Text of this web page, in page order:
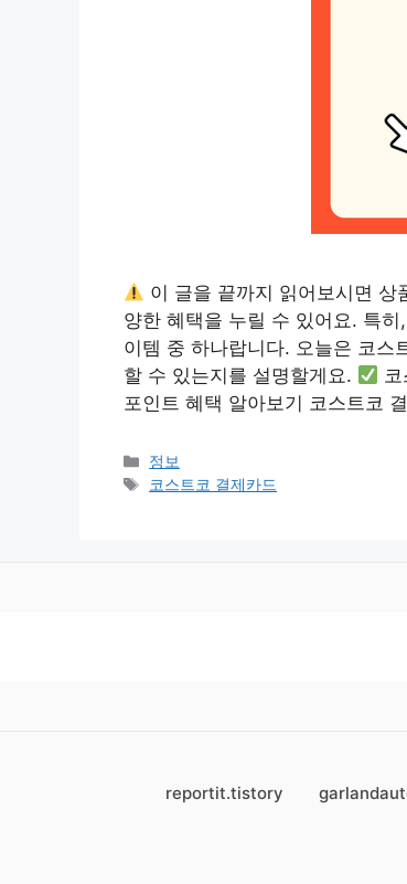
이 글을 끝까지 읽어보시면 상
양한 혜택을 누릴 수 있어요. 특
이템 중 하나랍니다. 오늘은 코스
할 수 있는지를 설명할게요.
포인트 혜택 알아보기 코스트코
카
테
정보
태
코스트코 결제카드
reportit.tistory